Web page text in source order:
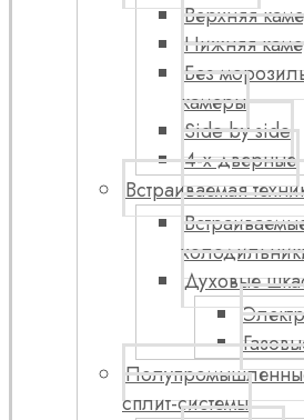
Верхняя
Нижняя
Без
камеры
Side by side
4-х дверные
Встраиваемая
Духовые
сплит-системы